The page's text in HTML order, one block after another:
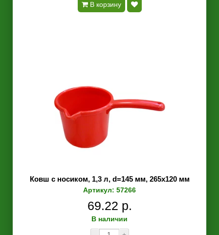
В корзину
Ковш с носиком, 1,3 л, d=145 мм, 265х120 мм
Артикул: 57266
69.22 р.
В наличии